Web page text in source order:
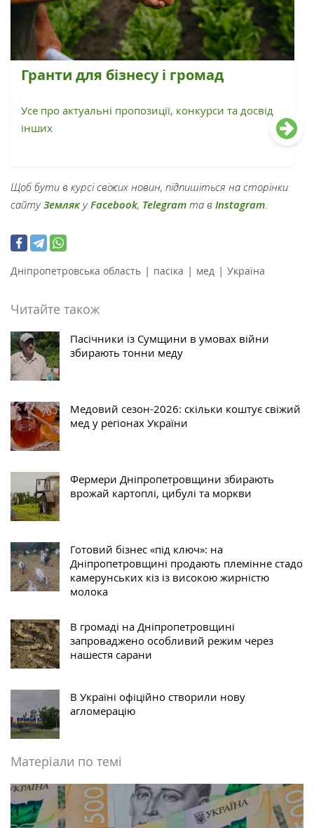
Гранти для бізнесу і громад
Усе про актуальні пропозиції, конкурси та досвід
інших
Щоб бути в курсі свіжих новин, підпишіться на сторінки
сайтуЗемлякуFacebook, Telegram та в Instagram.
Дніпропетровська область | пасіка | мед | Україна
Читайте також
Пасічники із Сумщини в умовах війни
збирають тонни меду
Медовий сезон-2026: скільки коштує свіжий
мед у регіонах України
Фермери Дніпропетровщини збирають
врожай картоплі, цибулі та моркви
Готовий бізнес «під ключ»: на
Дніпропетровщині продають племінне стадо
камерунських кіз із високою жирністю
молока
В громаді на Дніпропетровщині
запроваджено особливий режим через
нашестя сарани
В Україні офіційно створили нову
агломерацію
Матеріали по темі